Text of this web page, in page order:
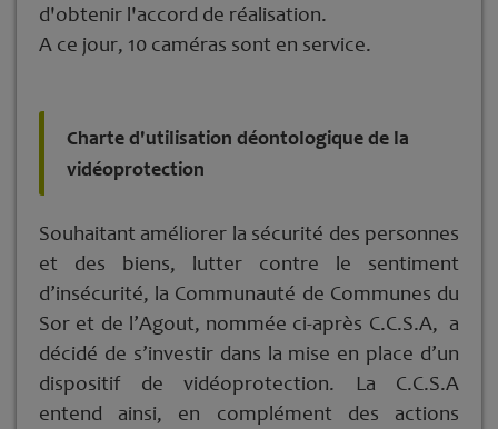
d'obtenir l'accord de réalisation.
A ce jour, 10 caméras sont en service.
Charte d'utilisation déontologique de la
vidéoprotection
Souhaitant améliorer la sécurité des personnes
et des biens, lutter contre le sentiment
d’insécurité, la Communauté de Communes du
Sor et de l’Agout, nommée ci-après C.C.S.A, a
décidé de s’investir dans la mise en place d’un
dispositif de vidéoprotection. La C.C.S.A
entend ainsi, en complément des actions